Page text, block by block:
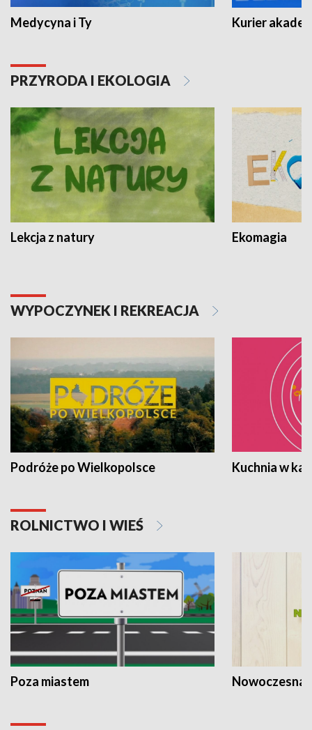
Medycyna i Ty Kurier
PRZYRODA I EKOLOGIA
Lekcja z natury Ekomagia
WYPOCZYNEK I REKREACJA
Podróże po Wielkopolsce Kuchnia w
ROLNICTWO I WIEŚ
Poza miastem Nowoczesna